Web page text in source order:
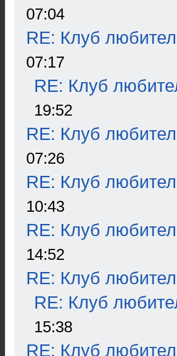
07:04
RE: Клуб
07:17
RE: Клуб
19:52
RE: Клуб
07:26
RE: Клуб
10:43
RE: Клуб
14:52
RE: Клуб
RE: Клуб
15:38
RE: Клуб